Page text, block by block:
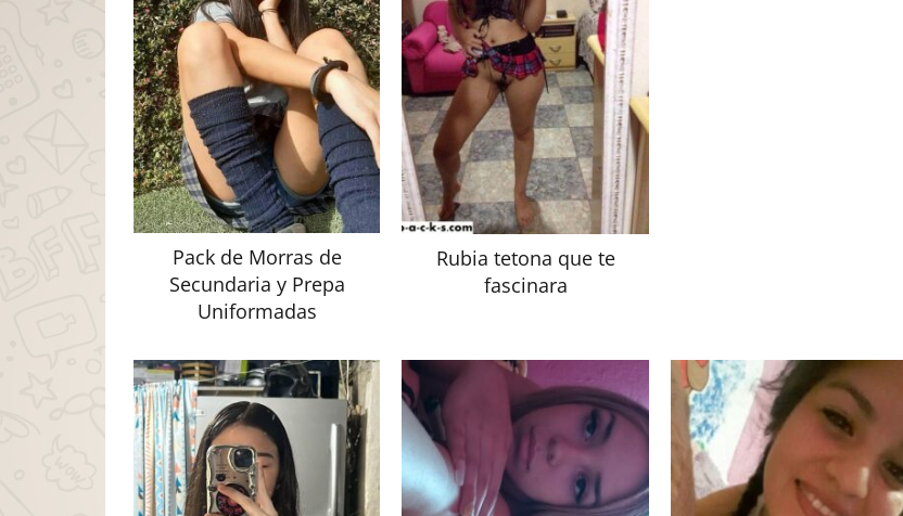
Pack de Morras de
Secundaria y Prepa
Uniformadas
Rubia tetona que te
fascinara